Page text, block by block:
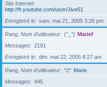
Site Internet
http://fr.youtube.com/user/Jive51
Enregistré le
sam. mai 21, 2005 3:26 pm
Rang, Nom d’utilisateur (°_°) Marief
Messages
2191
Enregistré le
dim. mai 22, 2005 8:27 am
Rang, Nom d’utilisateur *2* Marie
Messages
445